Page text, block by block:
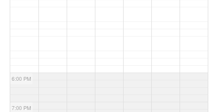
6:00 PM
7:00 PM